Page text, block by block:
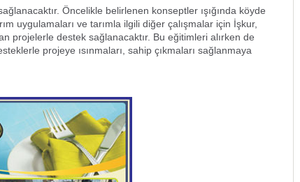
Öncelikle belirlenen konseptler ışığında köyde
uygulamaları ve tarımla ilgili diğer çalışmalar için İşkur,
projelerle destek sağlanacaktır. Bu eğitimleri alırken de
projeye ısınmaları, sahip çıkmaları sağlanmaya